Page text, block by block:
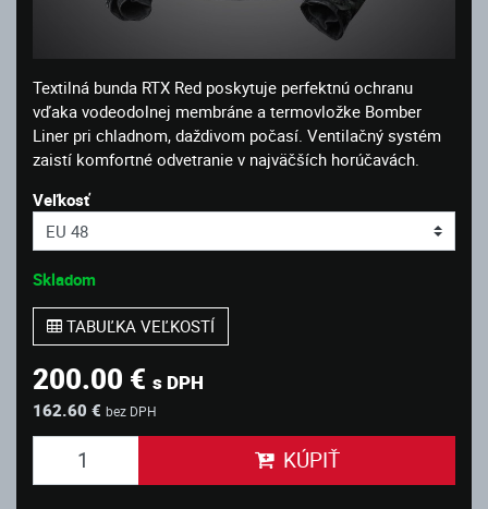
Textilná bunda RTX Red poskytuje perfektnú ochranu
vďaka vodeodolnej membráne a termovložke Bomber
Liner pri chladnom, daždivom počasí. Ventilačný systém
zaistí komfortné odvetranie v najväčších horúčavách.
Veľkosť
Skladom
TABUĽKA VEĽKOSTÍ
200.00 € s DPH
162.60 € bez DPH
KÚPIŤ